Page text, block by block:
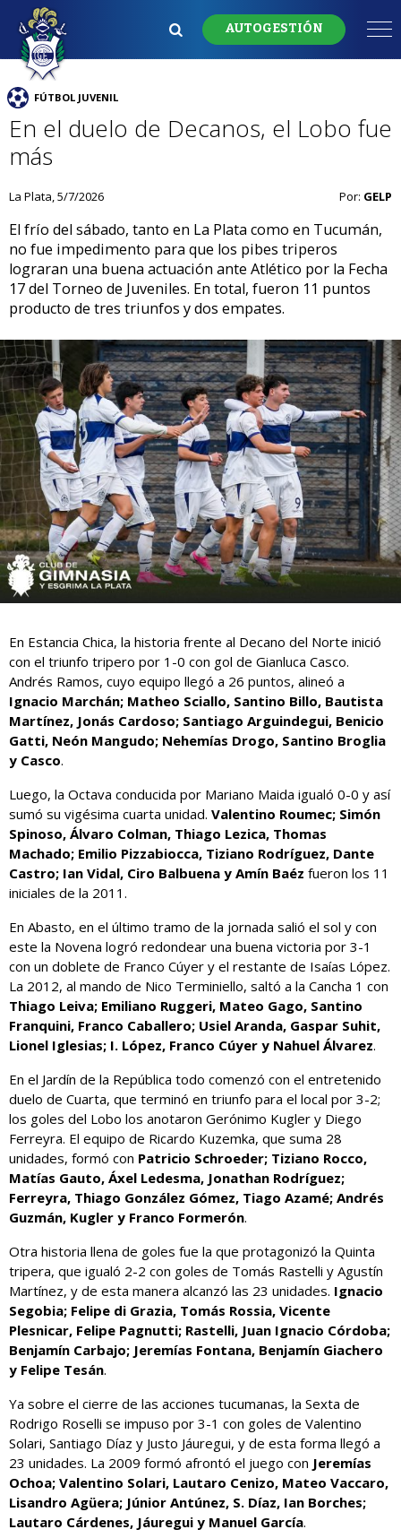
AUTOGESTIÓN
FÚTBOL JUVENIL
En el duelo de Decanos, el Lobo fue
más
La Plata, 5/7/2026 Por: GELP
El frío del sábado, tanto en La Plata como en Tucumán,
no fue impedimento para que los pibes triperos
lograran una buena actuación ante Atlético por la Fecha
17 del Torneo de Juveniles. En total, fueron 11 puntos
producto de tres triunfos y dos empates.
En Estancia Chica, la historia frente al Decano del Norte inició
con el triunfo tripero por 1-0 con gol de Gianluca Casco.
Andrés Ramos, cuyo equipo llegó a 26 puntos, alineó a
Ignacio Marchán; Matheo Sciallo, Santino Billo, Bautista
Martínez, Jonás Cardoso; Santiago Arguindegui, Benicio
Gatti, Neón Mangudo; Nehemías Drogo, Santino Broglia
y Casco.
Luego, la Octava conducida por Mariano Maida igualó 0-0 y así
sumó su vigésima cuarta unidad. Valentino Roumec; Simón
Spinoso, Álvaro Colman, Thiago Lezica, Thomas
Machado; Emilio Pizzabiocca, Tiziano Rodríguez, Dante
Castro; Ian Vidal, Ciro Balbuena y Amín Baéz fueron los 11
iniciales de la 2011.
En Abasto, en el último tramo de la jornada salió el sol y con
este la Novena logró redondear una buena victoria por 3-1
con un doblete de Franco Cúyer y el restante de Isaías López.
La 2012, al mando de Nico Terminiello, saltó a la Cancha 1 con
Thiago Leiva; Emiliano Ruggeri, Mateo Gago, Santino
Franquini, Franco Caballero; Usiel Aranda, Gaspar Suhit,
Lionel Iglesias; I. López, Franco Cúyer y Nahuel Álvarez.
En el Jardín de la República todo comenzó con el entretenido
duelo de Cuarta, que terminó en triunfo para el local por 3-2;
los goles del Lobo los anotaron Gerónimo Kugler y Diego
Ferreyra. El equipo de Ricardo Kuzemka, que suma 28
unidades, formó con Patricio Schroeder; Tiziano Rocco,
Matías Gauto, Áxel Ledesma, Jonathan Rodríguez;
Ferreyra, Thiago González Gómez, Tiago Azamé; Andrés
Guzmán, Kugler y Franco Formerón.
Otra historia llena de goles fue la que protagonizó la Quinta
tripera, que igualó 2-2 con goles de Tomás Rastelli y Agustín
Martínez, y de esta manera alcanzó las 23 unidades. Ignacio
Segobia; Felipe di Grazia, Tomás Rossia, Vicente
Plesnicar, Felipe Pagnutti; Rastelli, Juan Ignacio Córdoba;
Benjamín Carbajo; Jeremías Fontana, Benjamín Giachero
y Felipe Tesán.
Ya sobre el cierre de las acciones tucumanas, la Sexta de
Rodrigo Roselli se impuso por 3-1 con goles de Valentino
Solari, Santiago Díaz y Justo Jáuregui, y de esta forma llegó a
23 unidades. La 2009 formó afrontó el juego con Jeremías
Ochoa; Valentino Solari, Lautaro Cenizo, Mateo Vaccaro,
Lisandro Agüera; Júnior Antúnez, S. Díaz, Ian Borches;
Lautaro Cárdenes, Jáuregui y Manuel García.